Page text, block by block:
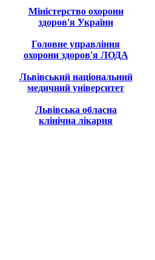
Міністерство охорони
здоров'я України
Головне управління
охорони здоров'я ЛОДА
Львівський національний
медичний університет
Львівська обласна
клінічна лікарня